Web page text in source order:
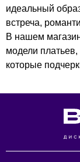
идеальный
встреча,
В нашем
модели
которые
выгодным